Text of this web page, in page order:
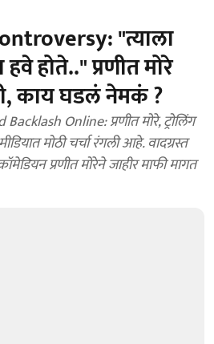
"त्याला
होते.." प्रणीत मोरे
काय घडलं नेमकं ?
Online: प्रणीत मोरे, ट्रोलिंग
मोठी चर्चा रंगली आहे. वादग्रस्त
प्रणीत मोरेने जाहीर माफी मागत